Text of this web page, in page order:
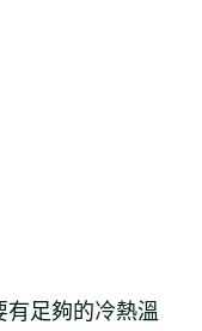
足夠的冷熱溫